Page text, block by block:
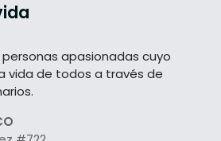
apasionadas cuyo
vida de todos a través de